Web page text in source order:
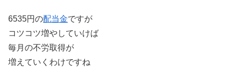
6535円の配当金ですが
コツコツ増やしていけば
毎月の不労取得が
増えていくわけですね